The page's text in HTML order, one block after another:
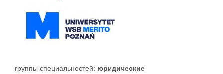
группы специальностей: юридические